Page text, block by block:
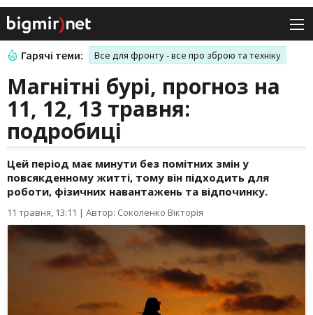
Гарячі теми: Все для фронту - все про зброю та техніку
Магнітні бурі, прогноз на
11, 12, 13 травня:
подробиці
Цей період має минути без помітних змін у
повсякденному житті, тому він підходить для
роботи, фізичних навантажень та відпочинку.
11 травня, 13:11 | Автор: Соколенко Вікторія